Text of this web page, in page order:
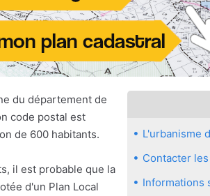
L'urbanisme
Contacter
Informations
du département de
code postal est
de 600 habitants.
il est probable que la
d'un Plan Local